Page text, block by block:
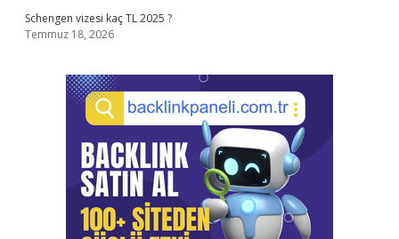
Schengen vizesi kaç TL 2025 ?
Temmuz 18, 2026